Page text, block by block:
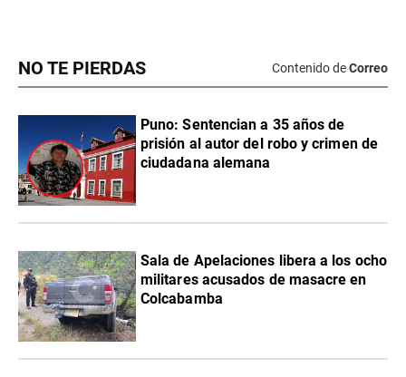
NO TE PIERDAS Contenido deCorreo
Puno: Sentencian a 35 años de
prisión al autor del robo y crimen de
ciudadana alemana
Sala de Apelaciones libera a los ocho
militares acusados de masacre en
Colcabamba